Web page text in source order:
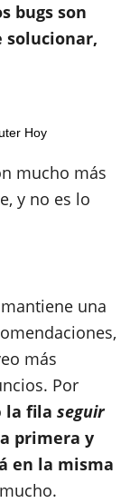
bugs son
solucionar,
Hoy
mucho más
y no es lo
una
más
Por
la fila seguir
primera y
en la misma